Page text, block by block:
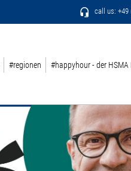
call us: +49
#regionen #happyhour - der